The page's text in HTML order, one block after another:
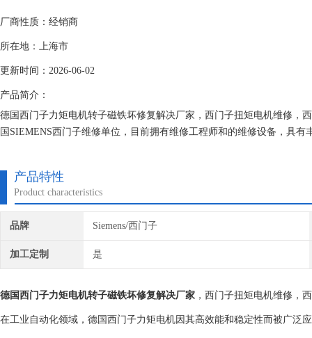
厂商性质：经销商
所在地：上海市
更新时间：2026-06-02
产品简介：
德国西门子力矩电机转子磁铁坏修复解决厂家，西门子扭矩电机维修，
国SIEMENS西门子维修单位，目前拥有维修工程师和的维修设备，具
产品特性
Product characteristics
品牌 Siemens/西门子
加工定制 是
德国西门子力矩电机转子磁铁坏修复解决厂家 ，西门子扭矩电机维修，
在工业自动化领域，德国西门子力矩电机因其高效能和稳定性而被广泛